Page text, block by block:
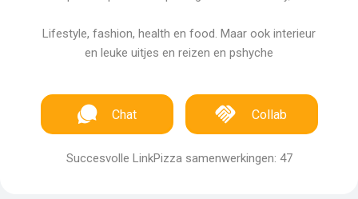
Lifestyle, fashion, health en food. Maar ook interieur
en leuke uitjes en reizen en pshyche
Chat Collab
Succesvolle LinkPizza samenwerkingen: 47